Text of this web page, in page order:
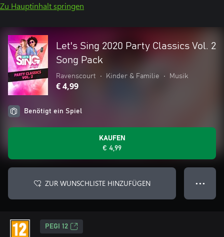
Zu Hauptinhalt springen
Let's Sing 2020 Party Classics Vol. 2
Song Pack
Ravenscourt • Kinder & Familie • Musik
€ 4,99
Benötigt ein Spiel
KAUFEN
€ 4,99
ZUR WUNSCHLISTE HINZUFÜGEN ● ● ●
PEGI 12